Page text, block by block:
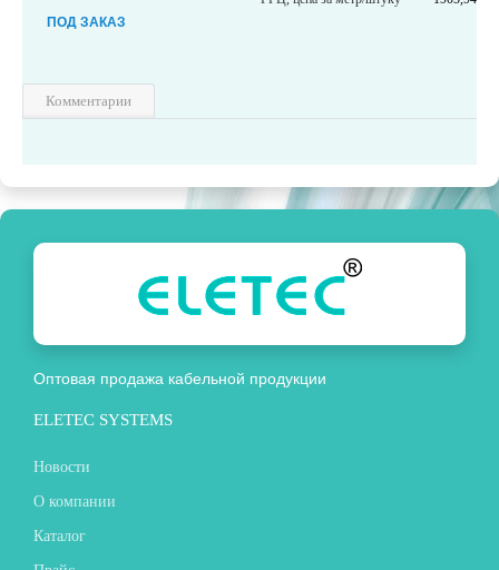
ПОД ЗАКАЗ
Комментарии
Оптовая продажа кабельной продукции
ELETEC SYSTEMS
Новости
О компании
Каталог